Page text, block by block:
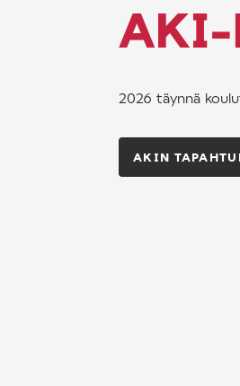
2026 täynnä
AKIN